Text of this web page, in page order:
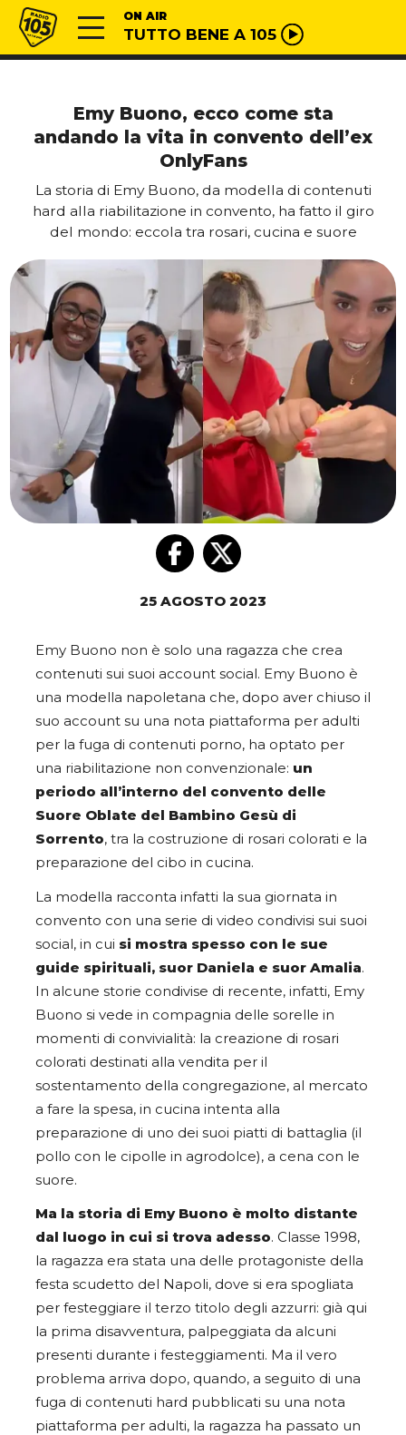
Vai al contenuto
Radio 105 ON AIR
TUTTO BENE A 105
Emy Buono, ecco come sta
andando la vita in convento dell’ex
OnlyFans
La storia di Emy Buono, da modella di contenuti
hard alla riabilitazione in convento, ha fatto il giro
del mondo: eccola tra rosari, cucina e suore
25 AGOSTO 2023
Emy Buono non è solo una ragazza che crea
contenuti sui suoi account social. Emy Buono è
una modella napoletana che, dopo aver chiuso il
suo account su una nota piattaforma per adulti
per la fuga di contenuti porno, ha optato per
una riabilitazione non convenzionale: un
periodo all’interno del convento delle
Suore Oblate del Bambino Gesù di
Sorrento, tra la costruzione di rosari colorati e la
preparazione del cibo in cucina.
La modella racconta infatti la sua giornata in
convento con una serie di video condivisi sui suoi
social, in cui si mostra spesso con le sue
guide spirituali, suor Daniela e suor Amalia.
In alcune storie condivise di recente, infatti, Emy
Buono si vede in compagnia delle sorelle in
momenti di convivialità: la creazione di rosari
colorati destinati alla vendita per il
sostentamento della congregazione, al mercato
a fare la spesa, in cucina intenta alla
preparazione di uno dei suoi piatti di battaglia (il
pollo con le cipolle in agrodolce), a cena con le
suore.
Ma la storia di Emy Buono è molto distante
dal luogo in cui si trova adesso. Classe 1998,
la ragazza era stata una delle protagoniste della
festa scudetto del Napoli, dove si era spogliata
per festeggiare il terzo titolo degli azzurri: già qui
la prima disavventura, palpeggiata da alcuni
presenti durante i festeggiamenti. Ma il vero
problema arriva dopo, quando, a seguito di una
fuga di contenuti hard pubblicati su una nota
piattaforma per adulti, la ragazza ha passato un